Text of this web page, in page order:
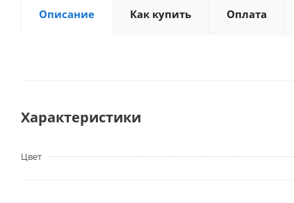
Описание Как купить Оплата
Характеристики
Цвет